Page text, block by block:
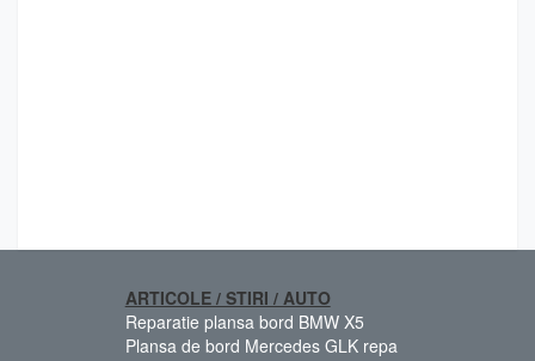
ARTICOLE / STIRI / AUTO
Reparatie plansa bord BMW X5
Plansa de bord Mercedes GLK repa